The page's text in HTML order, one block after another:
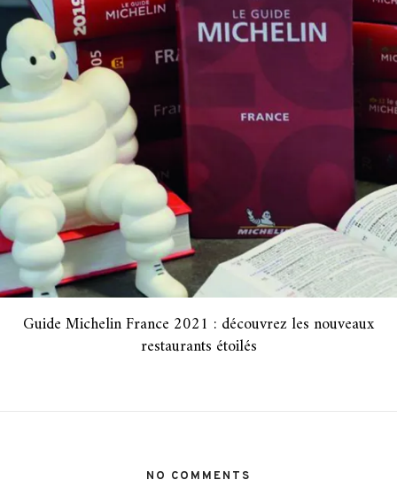
Guide Michelin France 2021 : découvrez les nouveaux
restaurants étoilés
NO COMMENTS